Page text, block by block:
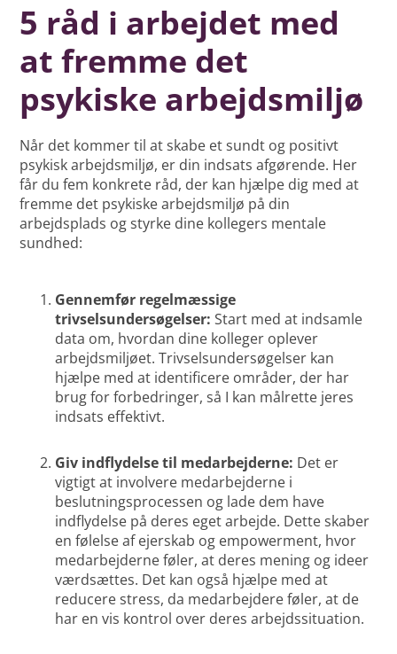
5 råd i arbejdet med
at fremme det
psykiske arbejdsmiljø
Når det kommer til at skabe et sundt og positivt
psykisk arbejdsmiljø, er din indsats afgørende. Her
får du fem konkrete råd, der kan hjælpe dig med at
fremme det psykiske arbejdsmiljø på din
arbejdsplads og styrke dine kollegers mentale
sundhed:
Gennemfør regelmæssige
trivselsundersøgelser: Start med at indsamle
data om, hvordan dine kolleger oplever
arbejdsmiljøet. Trivselsundersøgelser kan
hjælpe med at identificere områder, der har
brug for forbedringer, så I kan målrette jeres
indsats effektivt.
Giv indflydelse til medarbejderne: Det er
vigtigt at involvere medarbejderne i
beslutningsprocessen og lade dem have
indflydelse på deres eget arbejde. Dette skaber
en følelse af ejerskab og empowerment, hvor
medarbejderne føler, at deres mening og ideer
værdsættes. Det kan også hjælpe med at
reducere stress, da medarbejdere føler, at de
har en vis kontrol over deres arbejdssituation.